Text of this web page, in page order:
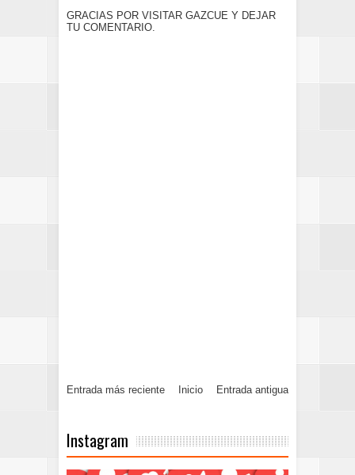
GRACIAS POR VISITAR GAZCUE Y DEJAR
TU COMENTARIO.
Entrada más reciente Entrada antigua
Inicio
Instagram